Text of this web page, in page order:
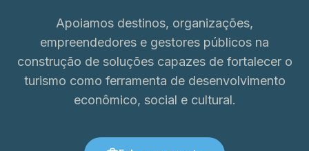
Apoiamos destinos, organizações,
empreendedores e gestores públicos na
construção de soluções capazes de fortalecer o
turismo como ferramenta de desenvolvimento
econômico, social e cultural.